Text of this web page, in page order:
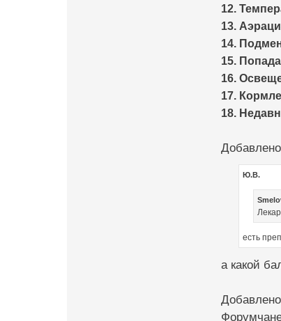
12.
13.
14.
15.
16.
17.
18.
Ю.В.
есть
а какой